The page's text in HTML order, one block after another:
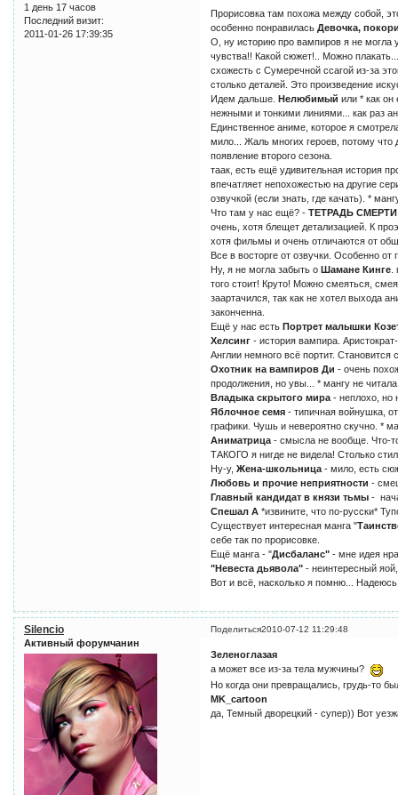
1 день 17 часов
Последний визит:
2011-01-26 17:39:35
Прорисовка там похожа между собой,
особенно понравиласьДевочка,
О, ну историю про вампиров я не могла
чувства!! Какой сюжет!.. Можно
схожесть с Сумеречной ссагой из-за
столько деталей. Это произведение
Идем дальше.Нелюбимый или * как
нежными и тонкими линиями... как раз
Единственное аниме, которое я
мило... Жаль многих героев, потому что
появление второго сезона.
таак, есть ещё удивительная история
впечатляет непохожестью на другие
озвучкой (если знать, где качать). *
Что там у нас ещё? -ТЕТРАДЬ
очень, хотя блещет детализацией. К
хотя фильмы и очень отличаются от
Все в восторге от озвучки. Особенно от
Ну, я не могла забыть оШамане Кинге
того стоит! Круто! Можно смеяться,
заартачился, так как не хотел выхода
законченна.
Ещё у нас естьПортрет малышки
Хелсинг - история вампира.
Англии немного всё портит. Становится
Охотник на вампиров Ди- очень
продолжения, но увы... * мангу не читала
Владыка скрытого мира - неплохо, но
Яблочное семя - типичная войнушка,
графики. Чушь и невероятно скучно. *
Аниматрица - смысла не вообще. Что-
ТАКОГО я нигде не видела! Столько
Ну-у,Жена-школьница - мило, есть
Любовь и прочие неприятности -
Главный кандидат в князи тьмы -
Спешал А *извините, что по-русски*
Существует интересная манга "
себе так по прорисовке.
Ещё манга - "Дисбаланс" - мне идея
"Невеста дьявола" - неинтересный
Вот и всё, насколько я помню...
Поделиться2010-07-12 11:29:48
Silencio
Активный форумчанин
Зеленоглазая
а может все из-за тела мужчины?
Но когда они превращались, грудь-то
MK_cartoon
да, Темный дворецкий - супер)) Вот